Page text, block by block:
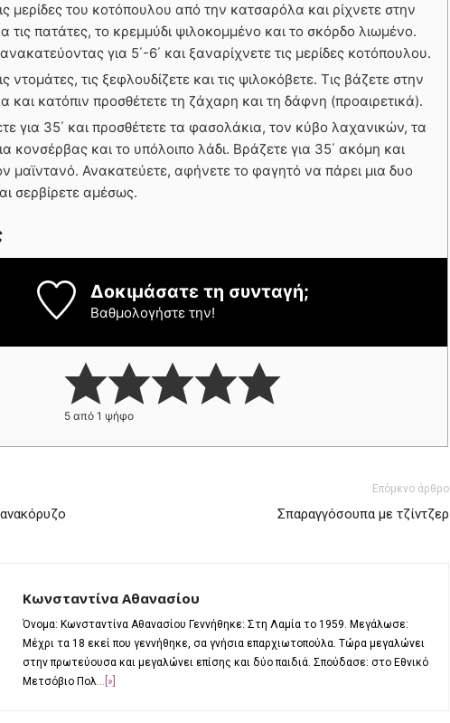
μερίδες του κοτόπουλου από την κατσαρόλα και ρίχνετε στην
τις πατάτες, το κρεμμύδι ψιλοκομμένο και το σκόρδο λιωμένο.
για 5΄-6΄ και ξαναρίχνετε τις μερίδες κοτόπουλου.
ντομάτες, τις ξεφλουδίζετε και τις ψιλοκόβετε. Τις βάζετε στην
και κατόπιν προσθέτετε τη ζάχαρη και τη δάφνη (προαιρετικά).
για 35΄ και προσθέτετε τα φασολάκια, τον κύβο λαχανικών, τα
κονσέρβας και το υπόλοιπο λάδι. Βράζετε για 35΄ ακόμη και
μαϊντανό. Ανακατεύετε, αφήνετε το φαγητό να πάρει μια δυο
σερβίρετε αμέσως.
Δοκιμάσατε τη συνταγή;
Βαθμολογήστε την!
5 από 1 ψήφο
Επόμενο άρθρο
Σπαραγγόσουπα με τζίντζερ
Κωνσταντίνα Αθανασίου
Όνομα: Κωνσταντίνα Αθανασίου Γεννήθηκε: Στη Λαμία το 1959. Μεγάλωσε:
Μέχρι τα 18 εκεί που γεννήθηκε, σα γνήσια επαρχιωτοπούλα. Τώρα μεγαλώνει
στην πρωτεύουσα και μεγαλώνει επίσης και δύο παιδιά. Σπούδασε: στο Εθνικό
Μετσόβιο Πολ ...[»]